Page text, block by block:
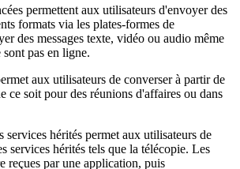
permettent aux utilisateurs d'envoyer des
formats via les plates-formes de
des messages texte, vidéo ou audio même
pas en ligne.
aux utilisateurs de converser à partir de
ce soit pour des réunions d'affaires ou dans
services hérités permet aux utilisateurs de
services hérités tels que la télécopie. Les
reçues par une application, puis